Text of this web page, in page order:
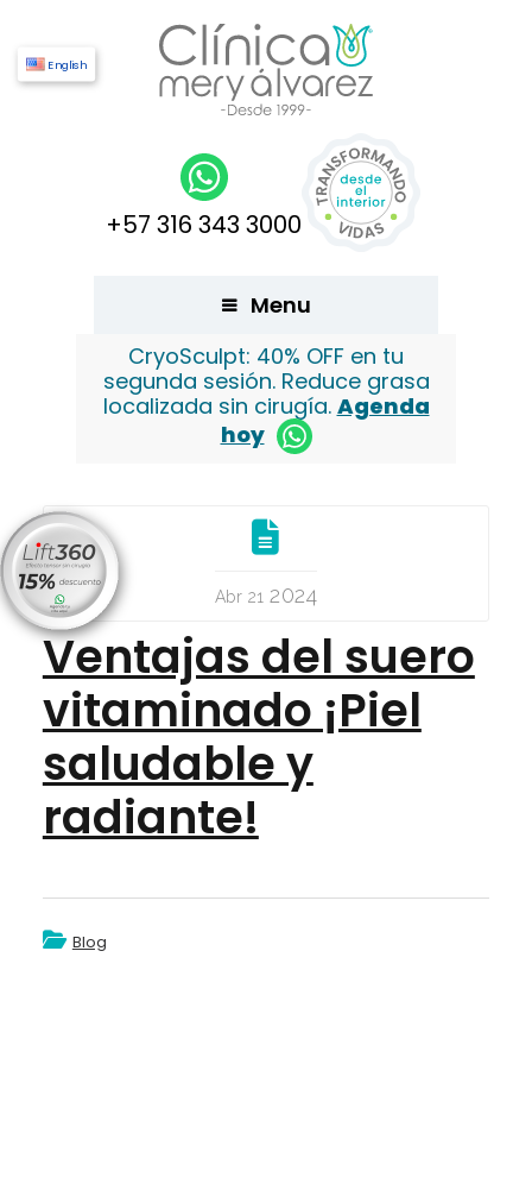
+57 316 343 3000
English
Menu
CryoSculpt: 40% OFF en tu
segunda sesión. Reduce grasa
localizada sin cirugía. Agenda
hoy
Abr 212024
Ventajas del suero
vitaminado ¡Piel
saludable y
radiante!
Blog